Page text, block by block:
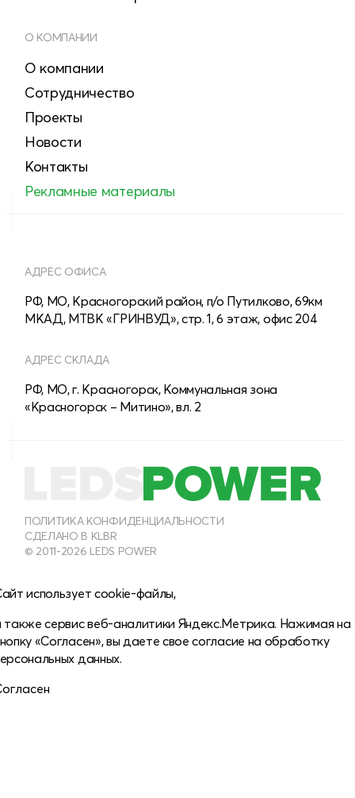
8 (495) 150-40-54
ОТДЕЛ ПРОДАЖ ДЛЯ ЮРИДИЧЕСКИХ ЛИЦ
info@leds-power.ru
ПО ВОПРОСАМ СОТРУДНИЧЕСТВА
О КОМПАНИИ
О компании
Сотрудничество
Проекты
Новости
Контакты
Рекламные материалы
АДРЕС ОФИСА
РФ, МО, Красногорский район, п/о Путилково, 69км
МКАД, МТВК «ГРИНВУД», стр. 1, 6 этаж, офис 204
АДРЕС СКЛАДА
РФ, МО, г. Красногорск, Коммунальная зона
«Красногорск – Митино», вл. 2
© 2011-2026 LEDS POWER
ПОЛИТИКА КОНФИДЕНЦИАЛЬНОСТИ
СДЕЛАНО В KLBR
использует cookie-файлы,
также сервис веб-аналитики Яндекс.Метрика. Нажимая на
«Согласен», вы даете своесогласие на обработку
данных.